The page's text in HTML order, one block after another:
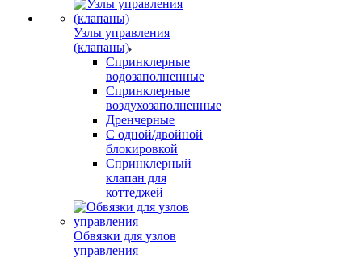
Узлы управления
(клапаны)
Спринклерные
водозаполненные
Спринклерные
воздухозаполненные
Дренчерные
С одной/двойной
блокировкой
Спринклерный
клапан для
коттеджей
Обвязки для узлов
управления